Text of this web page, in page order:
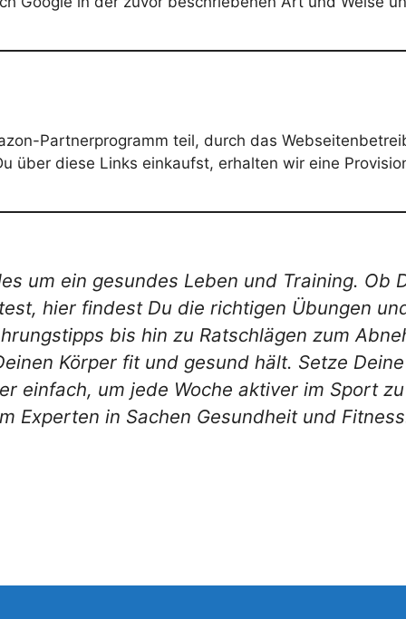
Partnerprogramm teil, durch das
über diese Links einkaufst, erhalten wir eine
um ein gesundes Leben und Training. Ob
hier findest Du die richtigen Übungen
bis hin zu Ratschlägen zum
Körper fit und gesund hält. Setze
einfach, um jede Woche aktiver im Sport
Experten in Sachen Gesundheit und